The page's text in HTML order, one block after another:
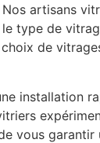
artisans
type de
de
installation
vous